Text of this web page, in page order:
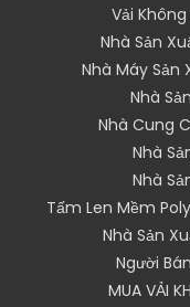
Vải
Nhà Sản
Nhà Máy Sản
Nhà
Nhà Cung
Nhà
Nhà
Tấm Len Mềm
Nhà Sản
Người
MUA VẢI